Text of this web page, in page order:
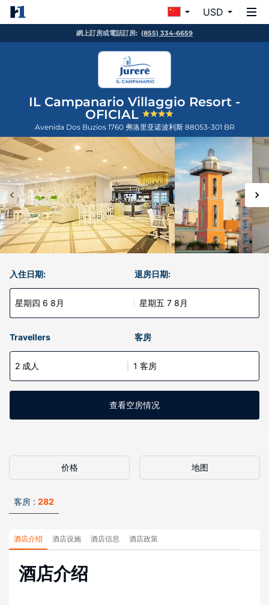
USD
網上訂房或電話訂房: (855) 334-6659
IL Campanario Villaggio Resort -
OFICIAL
Avenida Dos Buzios 1760 弗洛里亚诺波利斯 88053-301 BR
入住日期:
星期四 6 8月
退房日期:
星期五 7 8月
Travellers 客房
2 成人 1 客房
查看空房情况
价格 地图
客房 : 282
酒店介绍 酒店设施 酒店信息 酒店政策
酒店介绍